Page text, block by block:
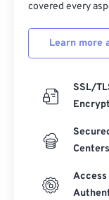
covered every
Learn more
SSL/
Centers
Access